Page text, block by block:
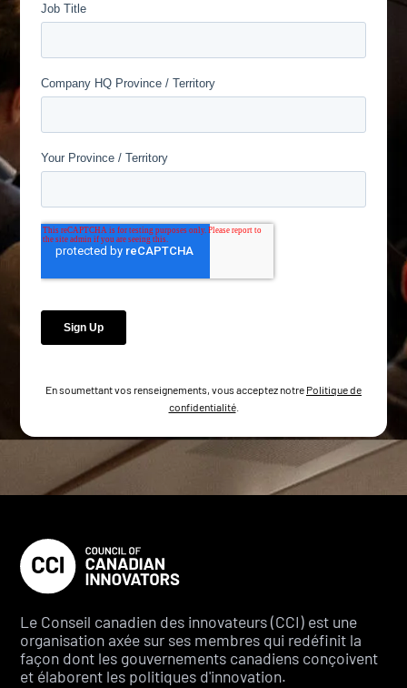
En soumettant vos renseignements, vous acceptez notre Politique de
confidentialité.
Le Conseil canadien des innovateurs (CCI) est une
organisation axée sur ses membres qui redéfinit la
façon dont les gouvernements canadiens conçoivent
et élaborent les politiques d'innovation.